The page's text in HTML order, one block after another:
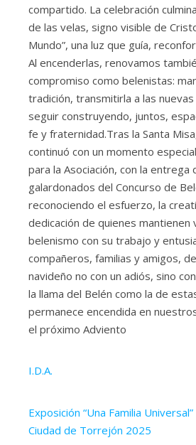
compartido. La celebración
de las velas, signo visible de
Mundo”, una luz que guía,
Al encenderlas, renovamos
compromiso como belenistas:
tradición, transmitirla a las
seguir construyendo, juntos,
fe y fraternidad.Tras la Santa
continuó con un momento
para la Asociación, con la
galardonados del Concurso de
reconociendo el esfuerzo, la
dedicación de quienes mantienen
belenismo con su trabajo y
compañeros, familias y amigos,
navideño no con un adiós, sino
la llama del Belén como la de
permanece encendida en
el próximo Adviento
I.D.A.
Exposición “Una Familia
Ciudad de Torrejón 2025